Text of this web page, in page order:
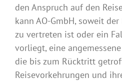
den Anspruch auf den
kann AO-GmbH, soweit
zu vertreten ist oder ein
vorliegt, eine
die bis zum Rücktritt
Reisevorkehrungen und